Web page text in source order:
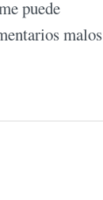
puede
malos